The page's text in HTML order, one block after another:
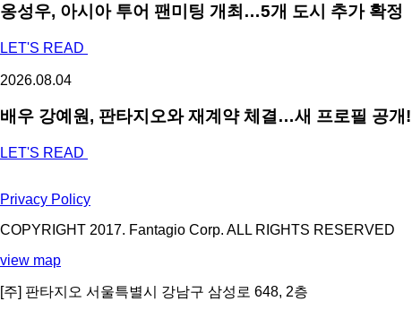
옹성우, 아시아 투어 팬미팅 개최…5개 도시 추가 확정
LET'S READ
2026.08.04
배우 강예원, 판타지오와 재계약 체결…새 프로필 공개!
LET'S READ
Privacy Policy
COPYRIGHT 2017. Fantagio Corp. ALL RIGHTS RESERVED
view map
[주] 판타지오 서울특별시 강남구 삼성로 648, 2층